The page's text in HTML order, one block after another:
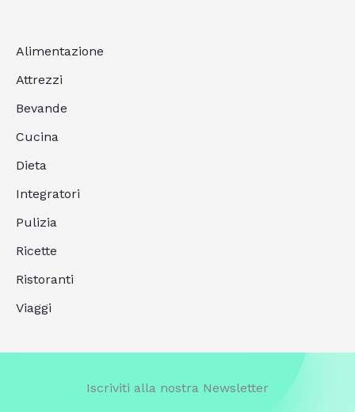
Alimentazione
Attrezzi
Bevande
Cucina
Dieta
Integratori
Pulizia
Ricette
Ristoranti
Viaggi
Iscriviti alla nostra Newsletter